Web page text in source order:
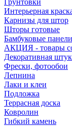
Грунтовки
Интерьерная
Карнизы для штор
Шторы готовые
Бамбуковые панели
АКЦИЯ - товары
Декоративная
Фрески, фотообои
Лепнина
Лаки и клеи
Подложка
Террасная доска
Ковролин
Гибкий камень